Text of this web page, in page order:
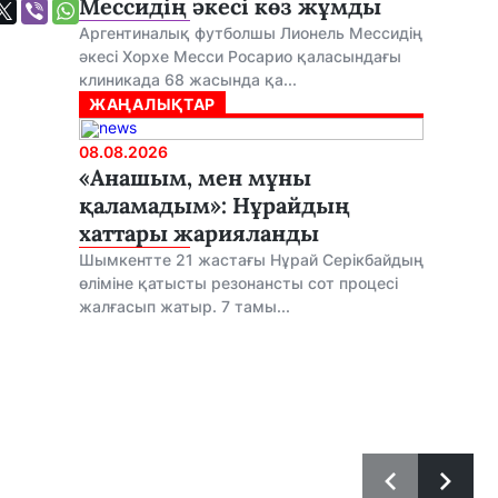
Мессидің әкесі көз жұмды
Аргентиналық футболшы Лионель Мессидің
әкесі Хорхе Месси Росарио қаласындағы
клиникада 68 жасында қа...
ЖАҢАЛЫҚТАР
08.08.2026
«Анашым, мен мұны
қаламадым»: Нұрайдың
хаттары жарияланды
Шымкентте 21 жастағы Нұрай Серікбайдың
өліміне қатысты резонансты сот процесі
жалғасып жатыр. 7 тамы...